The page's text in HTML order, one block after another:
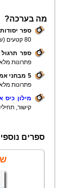
מה בערכה?
ספר
80 קטעים (שמתאימים לכולם).
ספר
פתרונות
5 מבחני אמיר להתנסות עצמית
פתרונות
מילון כיס
קישור,
ספרים